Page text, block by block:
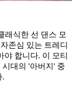
래식한 선 댄스 모
존심 있는 트레디
합니다. 이 모티
대의 '아버지' 중
.